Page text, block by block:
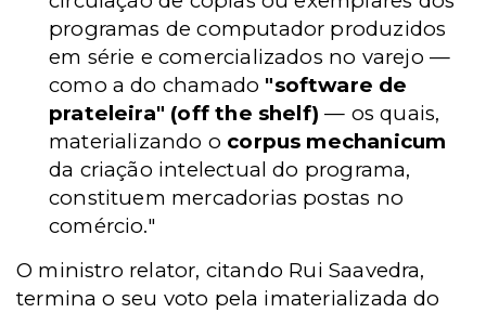
programas de computador produzidos
em série e comercializados no varejo —
como a do chamado "software de
prateleira" (off the shelf) — os quais,
materializando o corpus mechanicum
da criação intelectual do programa,
constituem mercadorias postas no
comércio."
O ministro relator, citando Rui Saavedra,
termina o seu voto pela imaterializada do